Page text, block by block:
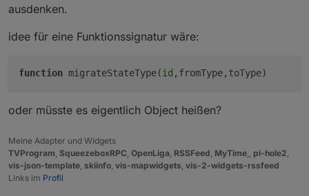
aber aktuell leider so.
das Objekt zu editierne und den Datentyp dort
keine Ahnung ob man als Adapterentwickler auch den
mal davon aus, dass das geht, aber ist halt zusätzliche
Arbeit für die Entwickler.
ausdenken.
idee für eine Funktionssignatur wäre:
function migrateStateType(id ,fromType,toType)
oder müsste es eigentlich Object heißen?
Meine Adapter und Widgets
TVProgram SqueezeboxRPC OpenLiga RSSFeed MyTime pi-hole2
vis-json-template skiinfo vis-mapwidgets vis-2-widgets-rssfeed
Links im Profil